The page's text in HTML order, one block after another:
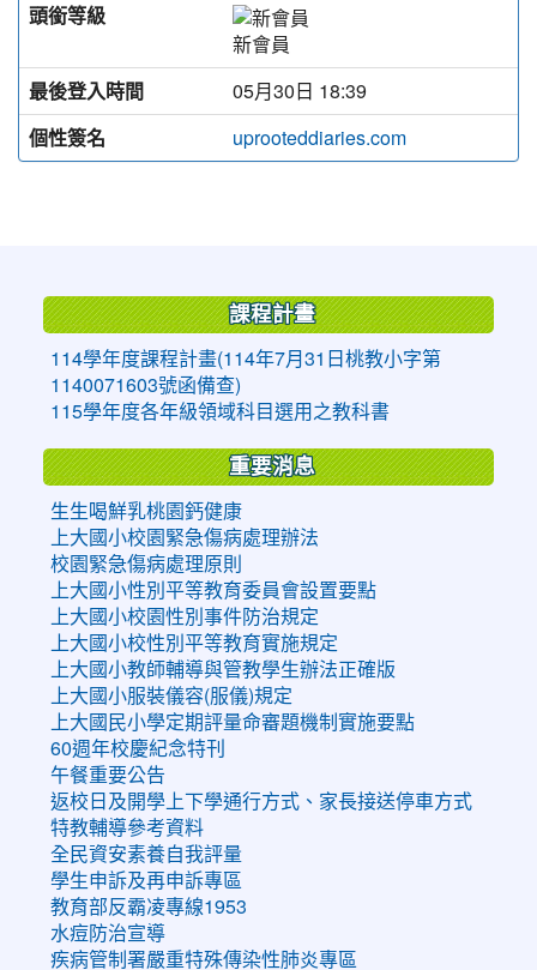
頭銜等級
新會員
最後登入時間
05月30日 18:39
個性簽名
uprooteddiaries.com
課程計畫
114學年度課程計畫(114年7月31日桃教小字第
1140071603號函備查)
115學年度各年級領域科目選用之教科書
重要消息
生生喝鮮乳桃園鈣健康
上大國小校園緊急傷病處理辦法
校園緊急傷病處理原則
上大國小性別平等教育委員會設置要點
上大國小校園性別事件防治規定
上大國小校性別平等教育實施規定
上大國小教師輔導與管教學生辦法正確版
上大國小服裝儀容(服儀)規定
上大國民小學定期評量命審題機制實施要點
60週年校慶紀念特刊
午餐重要公告
返校日及開學上下學通行方式、家長接送停車方式
特教輔導參考資料
全民資安素養自我評量
學生申訴及再申訴專區
教育部反霸凌專線1953
水痘防治宣導
疾病管制署嚴重特殊傳染性肺炎專區